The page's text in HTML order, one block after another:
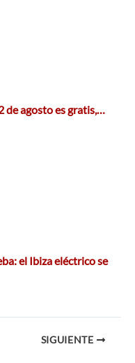
de agosto es gratis,…
el Ibiza eléctrico se
SIGUIENTE